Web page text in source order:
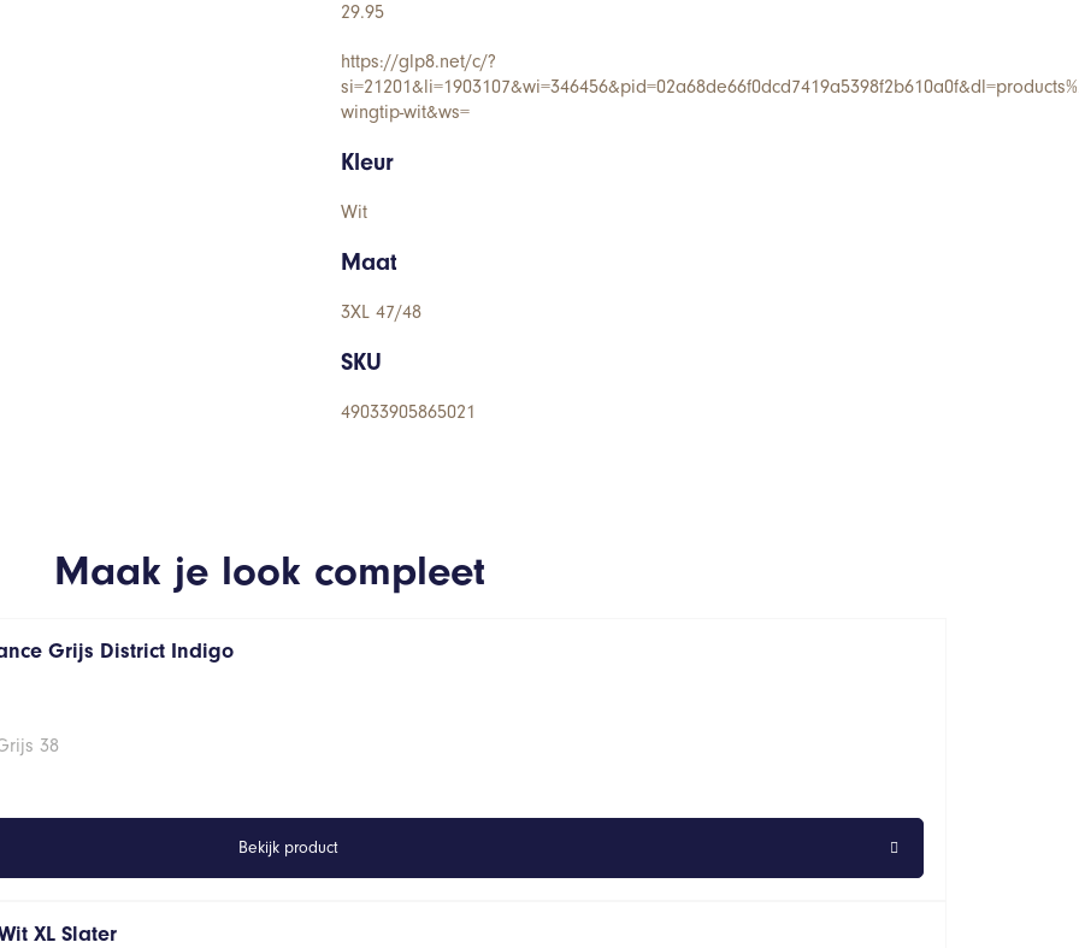
29.95
https://glp8.net/c/?
wingtip-wit&ws=
Kleur
Wit
Maat
3XL 47/48
SKU
49033905865021
Maak je look compleet
Grijs District Indigo
38
Bekijk product
XL Slater